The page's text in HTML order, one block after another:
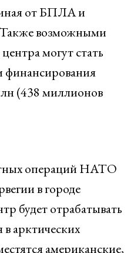
от БПЛА и
Также возможными
могут стать
финансирования
(438 миллионов
операций НАТО
в городе
будет отрабатывать
в арктических
американские,